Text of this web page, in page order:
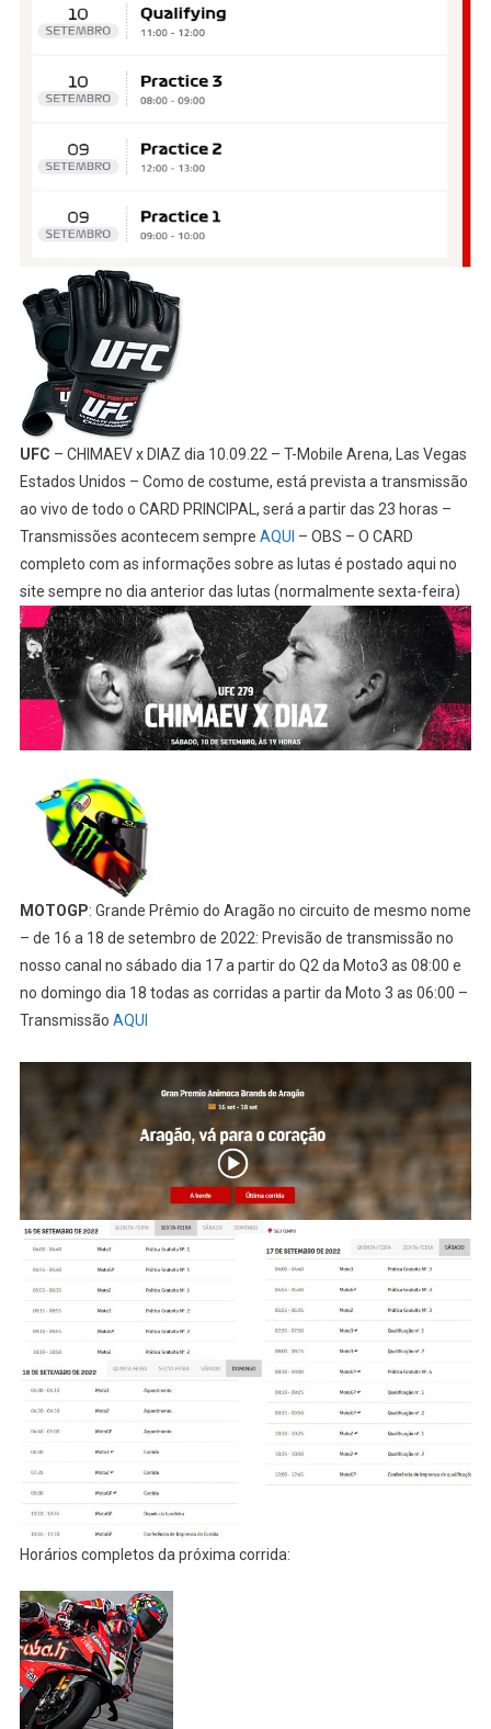
UFC – CHIMAEV x DIAZ dia 10.09.22 – T-Mobile Arena, Las Vegas
Estados Unidos – Como de costume, está prevista a transmissão
ao vivo de todo o CARD PRINCIPAL, será a partir das 23 horas –
Transmissões acontecem sempre AQUI – OBS – O CARD
completo com as informações sobre as lutas é postado aqui no
site sempre no dia anterior das lutas (normalmente sexta-feira)
MOTOGP: Grande Prêmio do Aragão no circuito de mesmo nome
– de 16 a 18 de setembro de 2022: Previsão de transmissão no
nosso canal no sábado dia 17 a partir do Q2 da Moto3 as 08:00 e
no domingo dia 18 todas as corridas a partir da Moto 3 as 06:00 –
Transmissão AQUI
Horários completos da próxima corrida: